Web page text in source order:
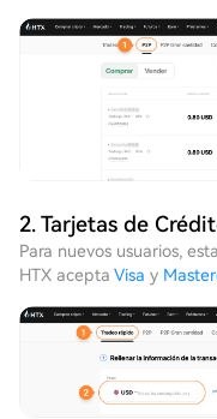
2. Tarjetas de
Para nuevos usuarios,
HTX acepta Visa y